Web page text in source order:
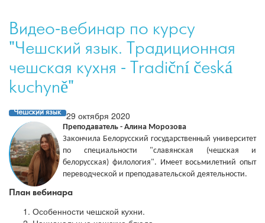
Видео-вебинар по курсу
"Чешский язык. Традиционная
чешская кухня - Tradiční česká
kuchyně"
Чешский язык 29 октября 2020
Преподаватель - Алина Морозова
Закончила Белорусский государственный университет
по специальности "славянская (чешская и
белорусская) филология". Имеет восьмилетний опыт
переводческой и преподавательской деятельности.
План вебинара
Особенности чешской кухни.